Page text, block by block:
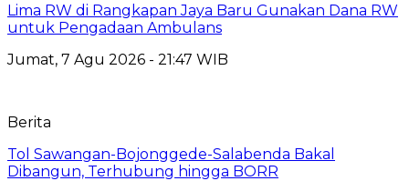
Lima RW di Rangkapan Jaya Baru Gunakan Dana RW
untuk Pengadaan Ambulans
Jumat, 7 Agu 2026 - 21:47 WIB
Berita
Tol Sawangan-Bojonggede-Salabenda Bakal
Dibangun, Terhubung hingga BORR